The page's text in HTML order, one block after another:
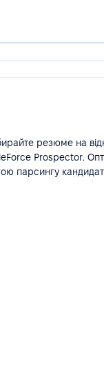
резюме на
Prospector.
парсингу